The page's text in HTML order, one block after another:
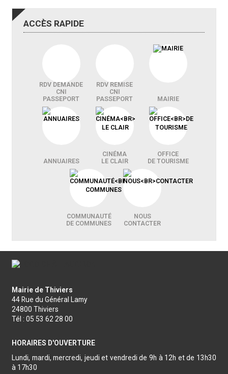
ACCÈS RAPIDE
RDV DEMANDE
CNI
PASSEPORT
RDV REMISE
CNI
PASSEPORT
MAIRIE
ANNUAIRES
CINÉMA
LE CLAIR
OFFICE
DE TOURISME
COMMUNAUTÉ
DE COMMUNES
NOUS
CONTACTER
Mairie de Thiviers
44 Rue du Général Lamy
24800 Thiviers
Tél : 05 53 62 28 00
HORAIRES D'OUVERTURE
Lundi, mardi, mercredi, jeudi et vendredi de 9h à 12h et de 13h30
à 17h30